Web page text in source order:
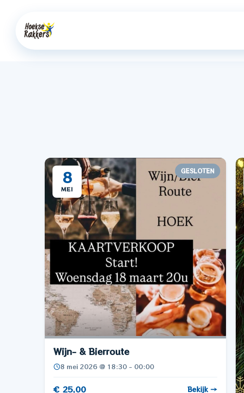
8
MEI
18+
GESLOTEN
Wijn- & Bierroute
8 mei 2026 @ 18:30 - 00:00
€ 25,00 Bekijk →